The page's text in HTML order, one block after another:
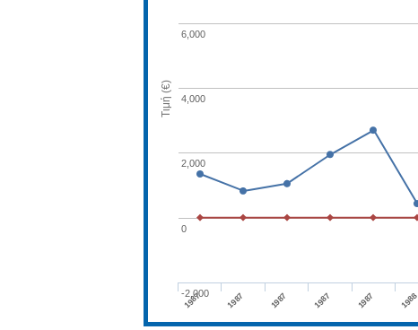
Τιμή (€)
1987 1987 1987 1987 1987 1988
0
2,000
4,000
6,000
-2,000